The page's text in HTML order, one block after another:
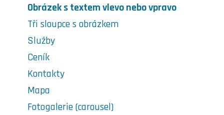
Obrázek s textem vlevo nebo vpravo
Tři sloupce s obrázkem
Služby
Ceník
Kontakty
Mapa
Fotogalerie (carousel)